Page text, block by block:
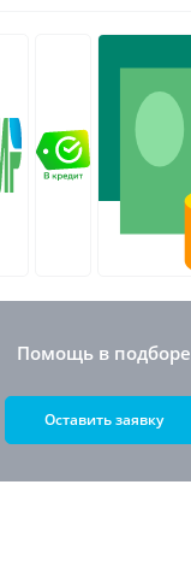
Помощь в подборе
Оставить заявку